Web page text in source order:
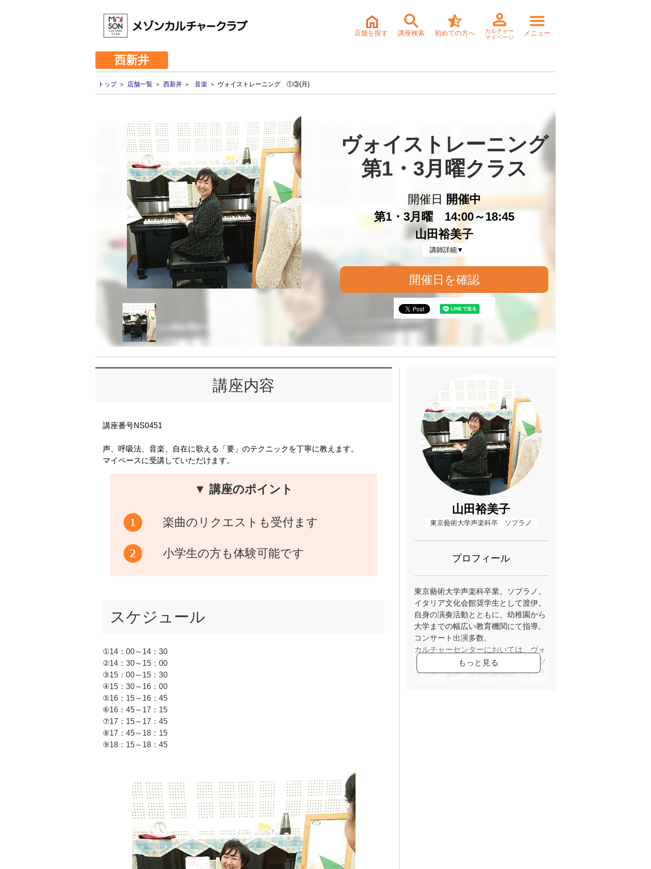
店舗を探す 講座検索 初めての方へ
カルチャー
マイページ
メニュー
西新井
トップ＞ 店舗一覧 ＞ 西新井 ＞ 音楽 ＞ ヴォイストレーニング ①③(月)
ヴォイストレーニング
第1・3月曜クラス
開催日
開催中
第1・3月曜 14:00～18:45
山田裕美子
講師詳細▼
開催日を確認
講座内容
講座番号NS0451
声、呼吸法、音楽、自在に歌える「要」のテクニックを丁寧に教えます。
マイペースに受講していただけます。
▼ 講座のポイント
楽曲のリクエストも受付ます
小学生の方も体験可能です
スケジュール
①14：00～14：30
②14：30～15：00
③15：00～15：30
④15：30～16：00
⑤16：15～16：45
⑥16：45～17：15
⑦17：15～17：45
⑧17：45～18：15
⑨18：15～18：45
山田裕美子
東京藝術大学声楽科卒　ソプラノ
プロフィール
東京藝術大学声楽科卒業。ソプラノ。
イタリア文化会館奨学生として渡伊。
自身の演奏活動とともに、幼稚園から
大学までの幅広い教育機関にて指導。
コンサート出演多数。
カルチャーセンターにおいては、ヴォ
イストレーニング、日本歌曲、カンツ
ォーネ、童謡、世界の愛唱歌、コーラ